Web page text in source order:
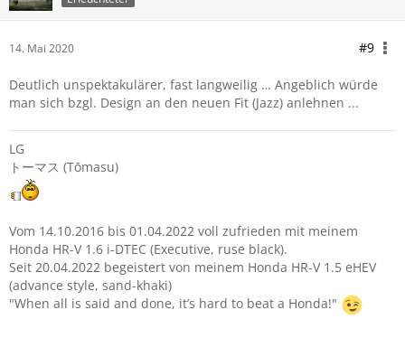
14. Mai 2020 #9
Deutlich unspektakulärer, fast langweilig … Angeblich würde
man sich bzgl. Design an den neuen Fit (Jazz) anlehnen ...
LG
トーマス (Tōmasu)
Vom 14.10.2016 bis 01.04.2022 voll zufrieden mit meinem
Honda HR-V 1.6 i-DTEC (Executive, ruse black).
Seit 20.04.2022 begeistert von meinem Honda HR-V 1.5 eHEV
(advance style, sand-khaki)
"When all is said and done, it’s hard to beat a Honda!"